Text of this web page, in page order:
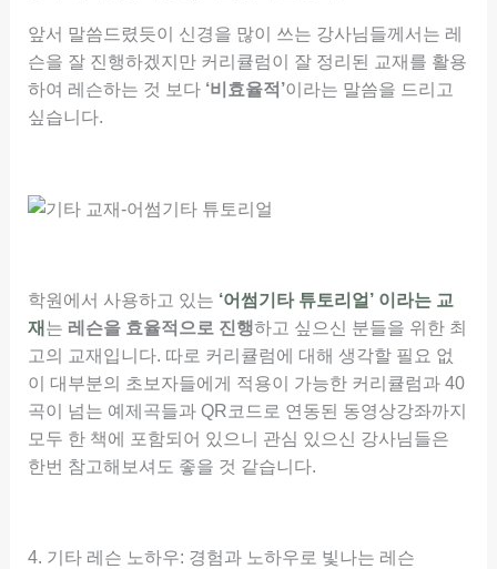
앞서 말씀드렸듯이 신경을 많이 쓰는 강사님들께서는 레
슨을 잘 진행하겠지만 커리큘럼이 잘 정리된 교재를 활용
하여 레슨하는 것 보다 ‘비효율적’이라는 말씀을 드리고
싶습니다.
학원에서 사용하고 있는 ‘어썸기타 튜토리얼’ 이라는 교
재 는 레슨을 효율적으로 진행하고 싶으신 분들을 위한 최
고의 교재입니다. 따로 커리큘럼에 대해 생각할 필요 없
이 대부분의 초보자들에게 적용이 가능한 커리큘럼과 40
곡이 넘는 예제곡들과 QR코드로 연동된 동영상강좌까지
모두 한 책에 포함되어 있으니 관심 있으신 강사님들은
한번 참고해보셔도 좋을 것 같습니다.
4. 기타 레슨 노하우: 경험과 노하우로 빛나는 레슨